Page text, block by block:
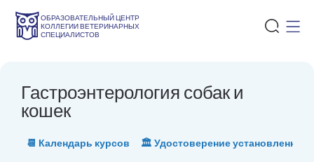
ОБРАЗОВАТЕЛЬНЫЙ ЦЕНТР
КОЛЛЕГИИ ВЕТЕРИНАРНЫХ
СПЕЦИАЛИСТОВ
Гастроэнтерология собак и
кошек
📆 Календарь курсов 🏛 Удостоверение